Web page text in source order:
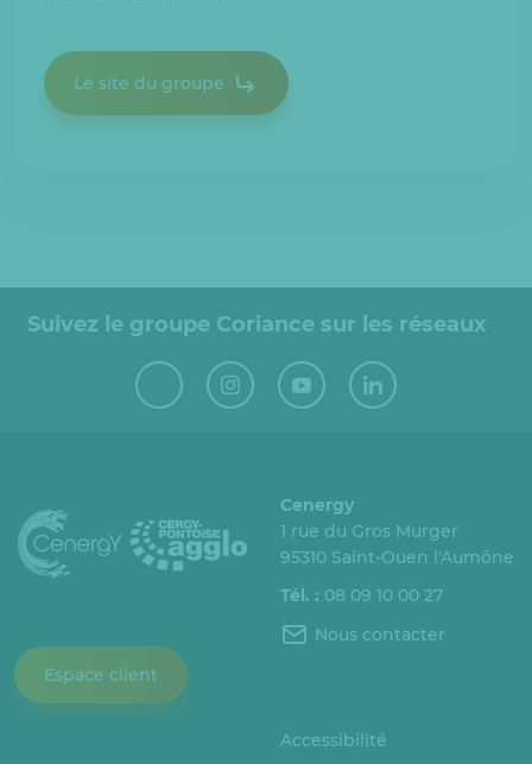
Le site du groupe
Suivez le groupe Coriance sur les réseaux
Espace client
Cenergy
1 rue du Gros Murger
95310 Saint-Ouen l'Aumône
Tél. : 08 09 10 00 27
Nous contacter
Accessibilité